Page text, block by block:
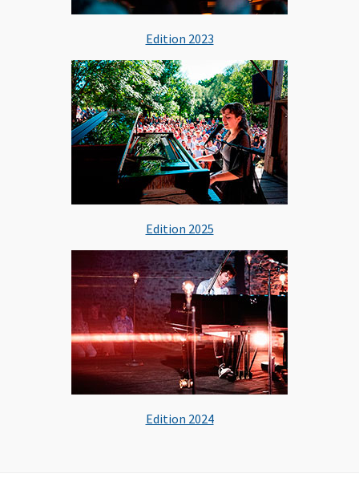
Edition 2023
Edition 2025
Edition 2024